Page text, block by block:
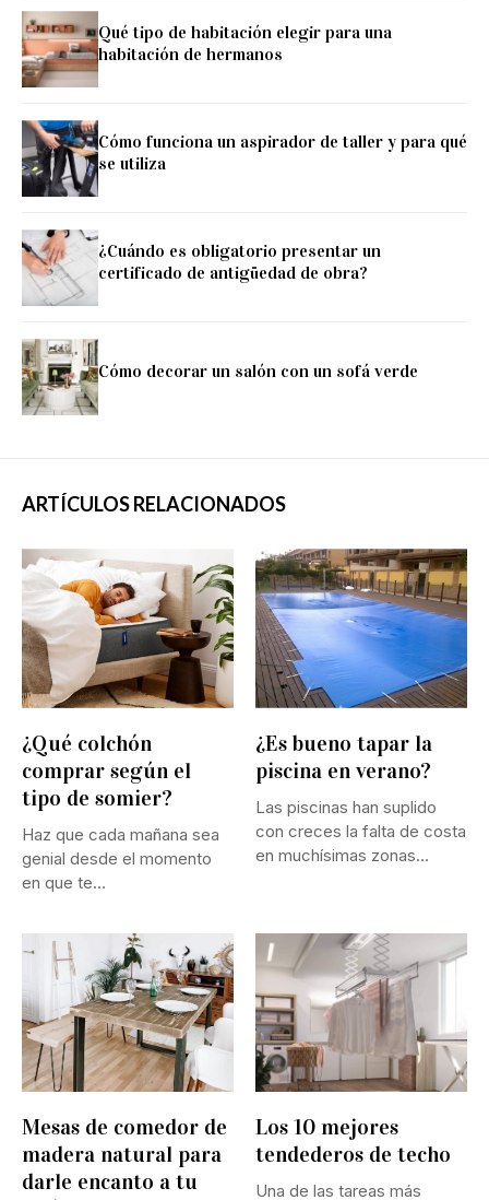
Qué tipo de habitación elegir para una
habitación de hermanos
Cómo funciona un aspirador de taller y para qué
se utiliza
¿Cuándo es obligatorio presentar un
certificado de antigüedad de obra?
Cómo decorar un salón con un sofá verde
ARTÍCULOS RELACIONADOS
¿Qué colchón
comprar según el
tipo de somier?
Haz que cada mañana sea
genial desde el momento
en que te...
¿Es bueno tapar la
piscina en verano?
Las piscinas han suplido
con creces la falta de costa
en muchísimas zonas
Mesas de comedor de
madera natural para
darle encanto a tu
Los 10 mejores
tendederos de techo
Una de las tareas más